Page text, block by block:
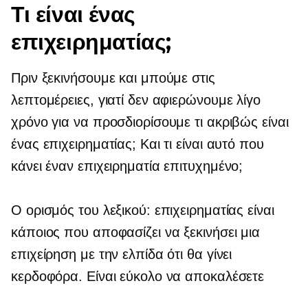
Τι είναι ένας
επιχειρηματίας;
Πριν ξεκινήσουμε και μπούμε στις
λεπτομέρειες, γιατί δεν αφιερώνουμε λίγο
χρόνο για να προσδιορίσουμε τι ακριβώς είναι
ένας επιχειρηματίας; Και τι είναι αυτό που
κάνει έναν επιχειρηματία επιτυχημένο;
Ο ορισμός του λεξικού: επιχειρηματίας είναι
κάποιος που αποφασίζει να ξεκινήσει μια
επιχείρηση με την ελπίδα ότι θα γίνει
κερδοφόρα. Είναι εύκολο να αποκαλέσετε